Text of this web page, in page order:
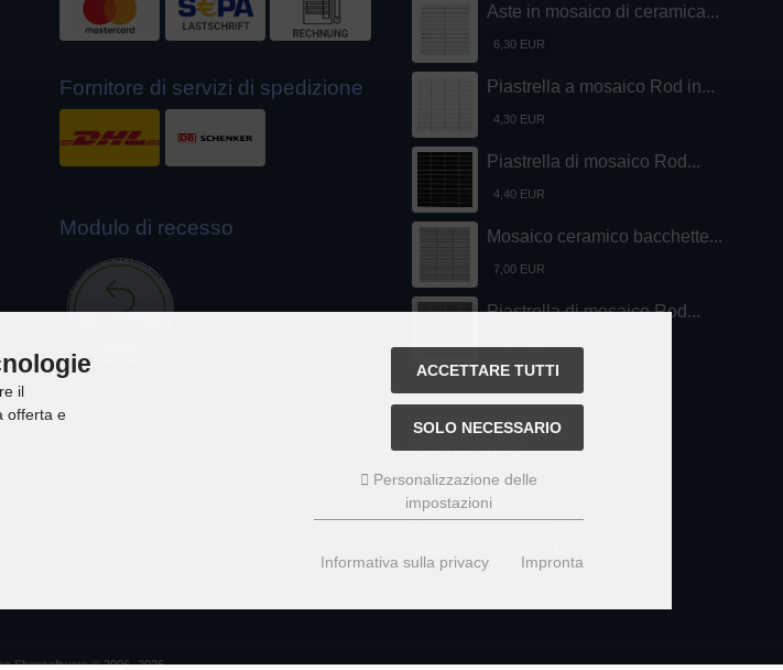
Fornitore di servizi di spedizione
Modulo di recesso
Aste in mosaico di ceramica...
6,30 EUR
Piastrella a mosaico Rod in...
4,30 EUR
Piastrella di mosaico Rod...
4,40 EUR
Mosaico ceramico bacchette...
7,00 EUR
Piastrella di mosaico Rod...
Contattateci
Mosani. GmbH
Frank Nitsche
Shopsoftware © 2006 -2026
il
offerta e
ACCETTARE TUTTI
SOLO NECESSARIO
Personalizzazione delle
impostazioni
Informativa sulla privacy Impronta